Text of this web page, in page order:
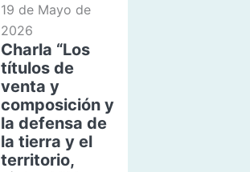
19 de Mayo de
2026
Charla “Los
títulos de
venta y
composición y
la defensa de
la tierra y el
territorio,